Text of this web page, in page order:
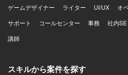
ゲームデザイナー
ライター UI/UX オ
サポート
コールセンター 事務 社内SE
講師
スキルから案件を探す